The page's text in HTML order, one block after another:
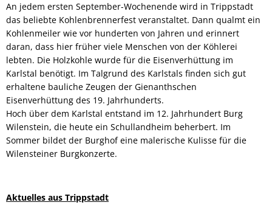
An jedem ersten September-Wochenende wird in Trippstadt
das beliebte Kohlenbrennerfest veranstaltet. Dann qualmt ein
Kohlenmeiler wie vor hunderten von Jahren und erinnert
daran, dass hier früher viele Menschen von der Köhlerei
lebten. Die Holzkohle wurde für die Eisenverhüttung im
Karlstal benötigt. Im Talgrund des Karlstals finden sich gut
erhaltene bauliche Zeugen der Gienanthschen
Eisenverhüttung des 19. Jahrhunderts.
Hoch über dem Karlstal entstand im 12. Jahrhundert Burg
Wilenstein, die heute ein Schullandheim beherbert. Im
Sommer bildet der Burghof eine malerische Kulisse für die
Wilensteiner Burgkonzerte.
Aktuelles aus Trippstadt